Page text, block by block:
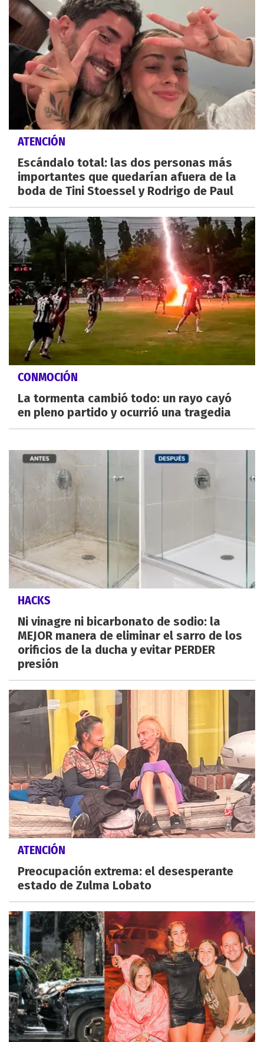
ATENCIÓN
Escándalo total: las dos personas más
importantes que quedarían afuera de la
boda de Tini Stoessel y Rodrigo de Paul
CONMOCIÓN
La tormenta cambió todo: un rayo cayó
en pleno partido y ocurrió una tragedia
HACKS
Ni vinagre ni bicarbonato de sodio: la
MEJOR manera de eliminar el sarro de los
orificios de la ducha y evitar PERDER
presión
ATENCIÓN
Preocupación extrema: el desesperante
estado de Zulma Lobato